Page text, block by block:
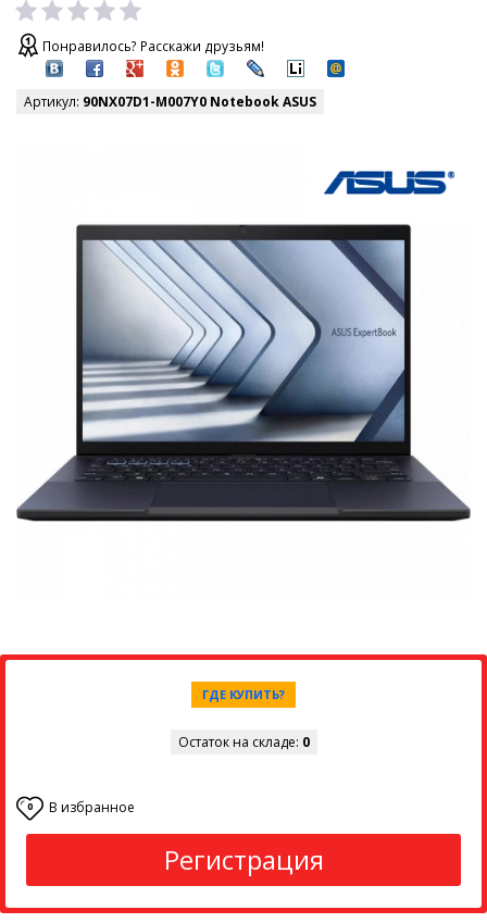
Понравилось? Расскажи друзьям!
Артикул: 90NX07D1-M007Y0 Notebook ASUS
ГДЕ КУПИТЬ?
Остаток на складе: 0
0 В избранное
Регистрация